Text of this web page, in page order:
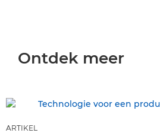
Ontdek meer
ARTIKEL